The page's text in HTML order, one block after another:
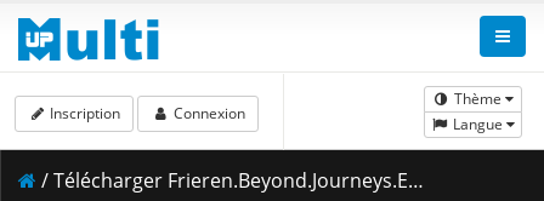
Thème
Langue
Inscription Connexion
/ Télécharger Frieren.Beyond.Journeys.End.S01E28.1080p.WEBRip.x265.DDP.2.0-ZeroBuild.mkv.005 ( 433.92 MB )